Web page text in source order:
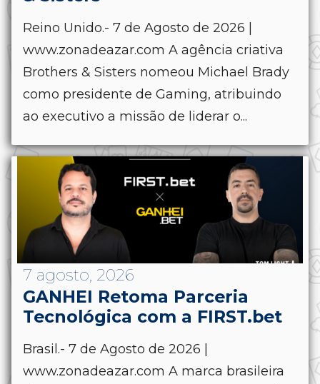
Reino Unido.- 7 de Agosto de 2026 |
www.zonadeazar.com A agência criativa
Brothers & Sisters nomeou Michael Brady
como presidente de Gaming, atribuindo
ao executivo a missão de liderar o...
7 agosto, 2026
GANHEI Retoma Parceria
Tecnológica com a FIRST.bet
Brasil.- 7 de Agosto de 2026 |
www.zonadeazar.com A marca brasileira